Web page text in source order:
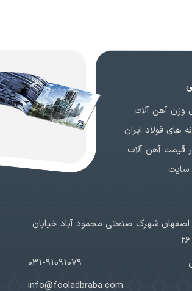
وزن آهن آلات
های فولاد ایران
قیمت آهن آلات
سایت
اصفهان شهرک صنعتی محمود آباد خیابان
۲۶
031-91091079
info@fooladbraba.com